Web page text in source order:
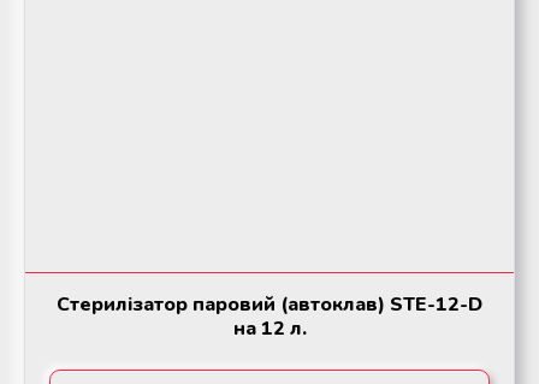
Стерилізатор паровий (автоклав) STE-12-D
на 12 л.